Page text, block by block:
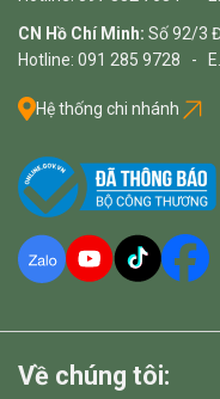
CN Hồ Chí Minh: Số 92/3
Hotline: 091 285 9728 -
Hệ thống chi nhánh
Về chúng tôi: